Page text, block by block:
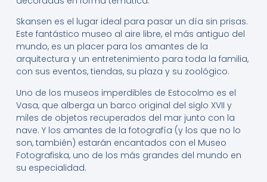
Skansen es el lugar ideal para pasar un día sin prisas.
Este fantástico museo al aire libre, el más antiguo del
mundo, es un placer para los amantes de la
arquitectura y un entretenimiento para toda la familia,
con sus eventos, tiendas, su plaza y su zoológico.
Uno de los museos imperdibles de Estocolmo es el
Vasa, que alberga un barco original del siglo XVII y
miles de objetos recuperados del mar junto con la
nave. Y los amantes de la fotografía (y los que no lo
son, también) estarán encantados con el Museo
Fotografiska, uno de los más grandes del mundo en
su especialidad.